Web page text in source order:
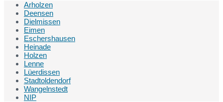
Arholzen
Deensen
Dielmissen
Eimen
Eschershausen
Heinade
Holzen
Lenne
Lüerdissen
Stadtoldendorf
Wangelnstedt
NIP